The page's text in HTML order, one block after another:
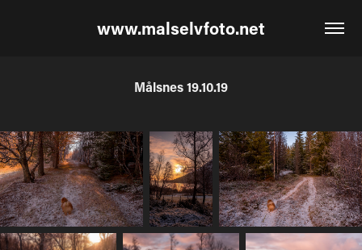
www.malselvfoto.net
Målsnes 19.10.19